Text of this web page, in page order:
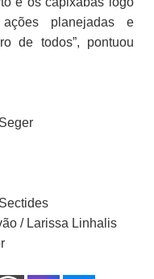
planejadas e
de todos”, pontuou
/ Larissa Linhalis